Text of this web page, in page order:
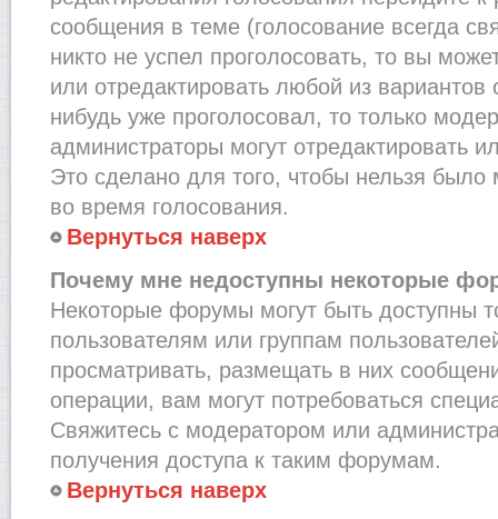
сообщения в теме (голосование всегда
никто не успел проголосовать, то вы
или отредактировать любой из вариантов
нибудь уже проголосовал, то только
администраторы могут отредактировать
Это сделано для того, чтобы нельзя было
во время голосования.
Вернуться наверх
Почему мне недоступны некоторые
Некоторые форумы могут быть доступны
пользователям или группам
просматривать, размещать в них
операции, вам могут потребоваться
Свяжитесь с модератором или
получения доступа к таким форумам.
Вернуться наверх